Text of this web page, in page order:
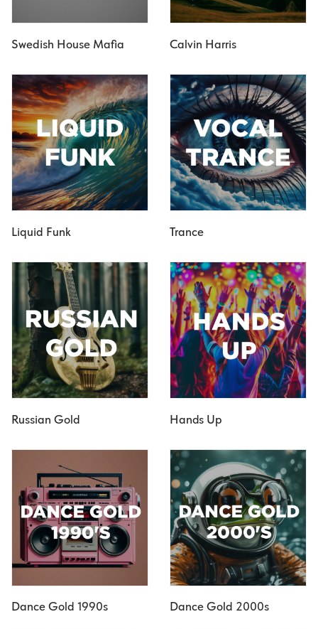
Swedish House Mafia Calvin Harris
Liquid Funk Trance
Russian Gold Hands Up
Dance Gold 1990s Dance Gold 2000s